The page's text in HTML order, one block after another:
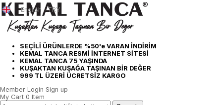
SEÇİLİ ÜRÜNLERDE %50'e VARAN İNDİRİM
KEMAL TANCA RESMİ İNTERNET SİTESİ
KEMAL TANCA 75 YAŞINDA
KUŞAKTAN KUŞAĞA TAŞINAN BİR DEĞER
999 TL ÜZERİ ÜCRETSİZ KARGO
English - TRY
Member Login Sign up
My Cart 0 Item